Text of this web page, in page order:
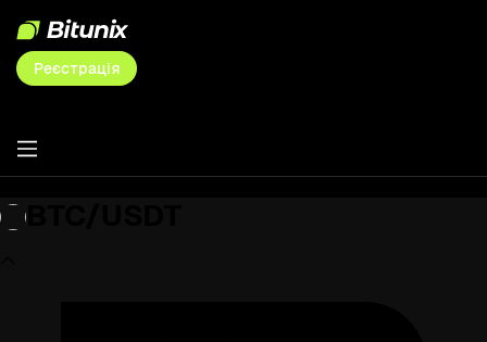
Реєстрація